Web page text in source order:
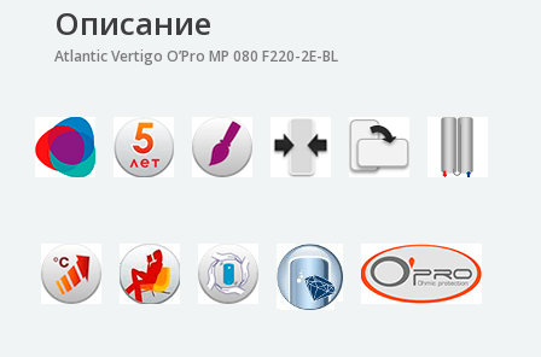
Описание
Atlantic Vertigo O’Pro MP 080 F220-2E-BL